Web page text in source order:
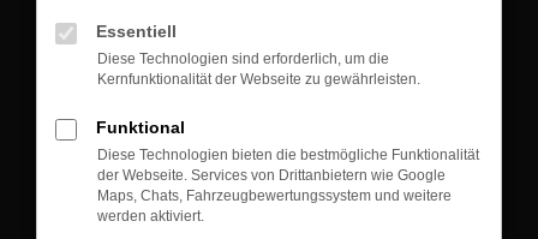
Kontakt:
Tel.: +49 3745 760 90 20
Fax: +49 3745 760 90 21
Essentiell
Diese Technologien sind erforderlich, um die
Kernfunktionalität der Webseite zu gewährleisten.
Funktional
Diese Technologien bieten die bestmögliche Funktionalität
der Webseite. Services von Drittanbietern wie Google
Maps, Chats, Fahrzeugbewertungssystem und weitere
werden aktiviert.